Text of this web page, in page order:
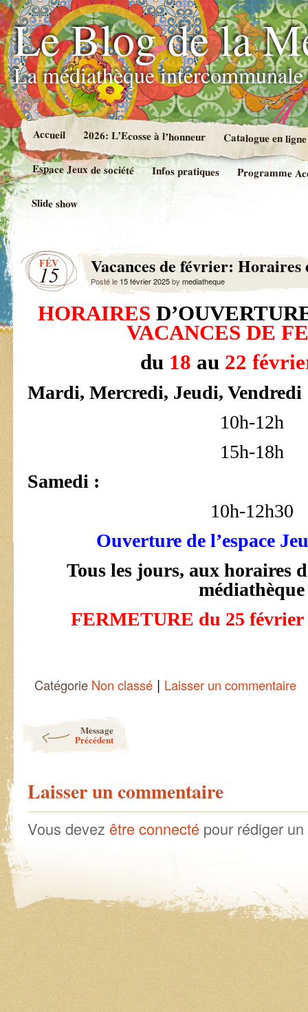
Le Blog de la
La médiathèque
Accueil 2026: L’Ecosse à l’honneur Catalogue en
Espace Jeux de société Infos pratiques Programme
Slide show
FÉV
15 Vacances de février: Horaires
Posté le 15 février 2025by mediatheque
HORAIRES
VACANCES DE
du18 au22
Mardi, Mercredi, Jeudi, Vendredi
10h-12h
15h-18h
Samedi :
10h-12h30
Ouverture de l’espace
Tous les jours, aux horaires
médiathèque
FERMETURE du 25 février
Catégorie Non classé | Laisser un commentaire
Message
Précédent
Laisser un commentaire
Vous devez être connecté pour rédiger